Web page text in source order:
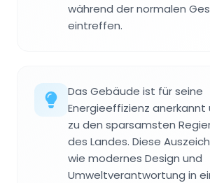
während der normalen
eintreffen.
Das Gebäude ist für seine
Energieeffizienz
zu den sparsamsten
des Landes. Diese
wie modernes Design und
Umweltverantwortung in